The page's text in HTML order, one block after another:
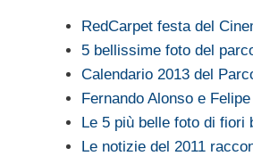
RedCarpet festa del
5 bellissime foto del
Calendario 2013 del
Fernando Alonso e
Le 5 più belle foto di fiori
Le notizie del 2011